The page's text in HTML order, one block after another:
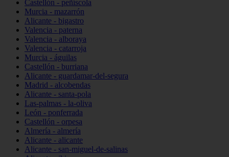
Castellón - peñíscola
Murcia - mazarrón
Alicante - bigastro
Valencia - paterna
Valencia - alboraya
Valencia - catarroja
Murcia - águilas
Castellón - burriana
Alicante - guardamar-del-segura
Madrid - alcobendas
Alicante - santa-pola
Las-palmas - la-oliva
León - ponferrada
Castellón - orpesa
Almería - almería
Alicante - alicante
Alicante - san-miguel-de-salinas